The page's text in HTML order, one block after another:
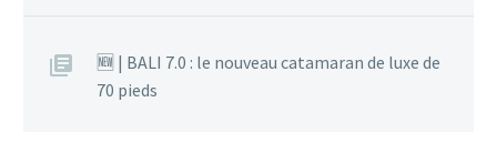
🆕 | BALI 7.0 : le nouveau catamaran de luxe de
70 pieds